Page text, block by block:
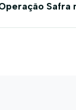
Safra